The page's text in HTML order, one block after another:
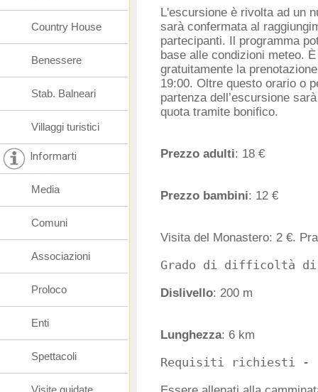
L'escursione è rivolta ad un
sarà confermata al
partecipanti. Il programma
base alle condizioni meteo.
gratuitamente la
19:00. Oltre questo orario o
partenza dell’escursione
quota tramite bonifico.
Prezzo adulti: 18 €
Prezzo bambini: 12 €
Visita del Monastero: 2 €.
Dislivello: 200 m
Lunghezza: 6 km
Country House
Benessere
Stab. Balneari
Villaggi turistici
Informarti
Media
Comuni
Associazioni
Proloco
Enti
Spettacoli
Visite guidate